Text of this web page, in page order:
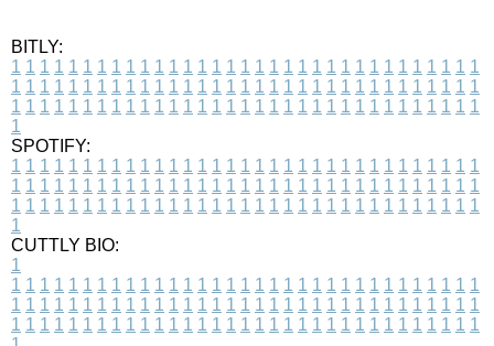
BITLY:
1 1 1 1 1 1 1 1 1 1 1 1 1 1 1 1 1 1 1 1 1 1 1 1 1 1 1 1 1 1 1 1 1
1 1 1 1 1 1 1 1 1 1 1 1 1 1 1 1 1 1 1 1 1 1 1 1 1 1 1 1 1 1 1 1 1
1 1 1 1 1 1 1 1 1 1 1 1 1 1 1 1 1 1 1 1 1 1 1 1 1 1 1 1 1 1 1 1 1
1
SPOTIFY:
1 1 1 1 1 1 1 1 1 1 1 1 1 1 1 1 1 1 1 1 1 1 1 1 1 1 1 1 1 1 1 1 1
1 1 1 1 1 1 1 1 1 1 1 1 1 1 1 1 1 1 1 1 1 1 1 1 1 1 1 1 1 1 1 1 1
1 1 1 1 1 1 1 1 1 1 1 1 1 1 1 1 1 1 1 1 1 1 1 1 1 1 1 1 1 1 1 1 1
1
CUTTLY BIO:
1
1 1 1 1 1 1 1 1 1 1 1 1 1 1 1 1 1 1 1 1 1 1 1 1 1 1 1 1 1 1 1 1 1
1 1 1 1 1 1 1 1 1 1 1 1 1 1 1 1 1 1 1 1 1 1 1 1 1 1 1 1 1 1 1 1 1
1 1 1 1 1 1 1 1 1 1 1 1 1 1 1 1 1 1 1 1 1 1 1 1 1 1 1 1 1 1 1 1 1